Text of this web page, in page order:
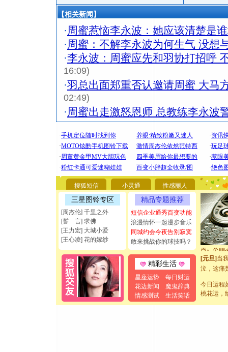
【相关新闻】
·周蜜惹恼李永波：她应该清楚是
·周蜜：不解李永波为何生气 没想
·李永波：周蜜应先和羽协打招呼
16:09)
·羽总出面郑重否认邀请周蜜 大马
02:49)
·周蜜出走激怒恩师 总教练李永波
搜狐短信 小灵通 性感丽人
三星图铃专区
[周杰伦] 千里之外
[誓 言] 求佛
[王力宏] 大城小爱
[王心凌] 花的嫁纱
精品专题推荐
短信企业通秀百变功能
浪漫情怀一起漫步音乐
同城约会今夜告别寂寞
敢来挑战你的球技吗？
精彩生活
星座运势
每日财运
花边新闻
魔鬼辞典
情感测试
生活笑话
[圣诞节]
你太多，
要平安
[圣诞节]
能正大
都要快乐
如意,快
[元旦]看
断电。爱
你是我专
[元旦]如
起；二是
离。水晶
[元旦]当
泣，这痛
[春节]风
颜！冬去
道一声平
今日运程
桃花运，